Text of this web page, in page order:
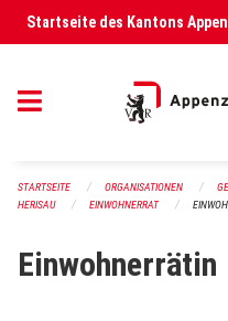
Navigation überspringen
Startseite des Kantons
STARTSEITE ORGANISATIONEN
HERISAU
EINWOHNERRAT
Einwohnerrätin